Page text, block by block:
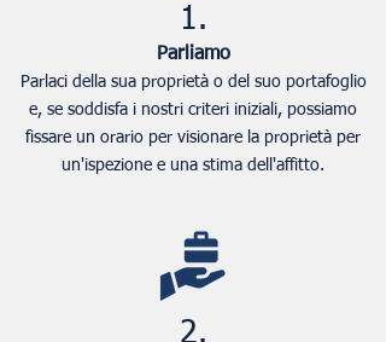
1.
Parliamo
Parlaci della sua proprietà o del suo portafoglio
e, se soddisfa i nostri criteri iniziali, possiamo
fissare un orario per visionare la proprietà per
un'ispezione e una stima dell'affitto.
2.